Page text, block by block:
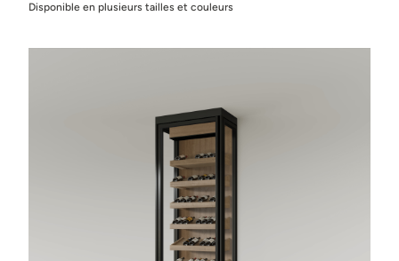
Disponible en plusieurs tailles et couleurs